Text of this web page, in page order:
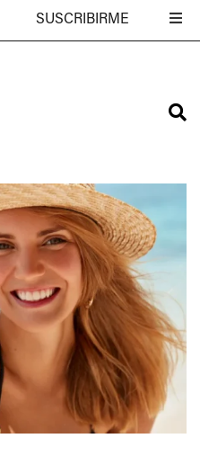
SUSCRIBIRME